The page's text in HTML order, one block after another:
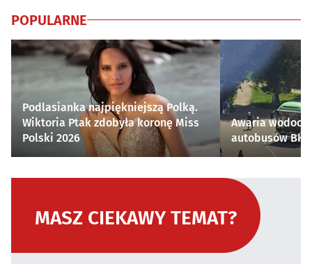
POPULARNE
Podlasianka najpiękniejszą Polką.
Wiktoria Ptak zdobyła koronę Miss
Polski 2026
Awaria
autobusów
MASZ CIEKAWY TEMAT?